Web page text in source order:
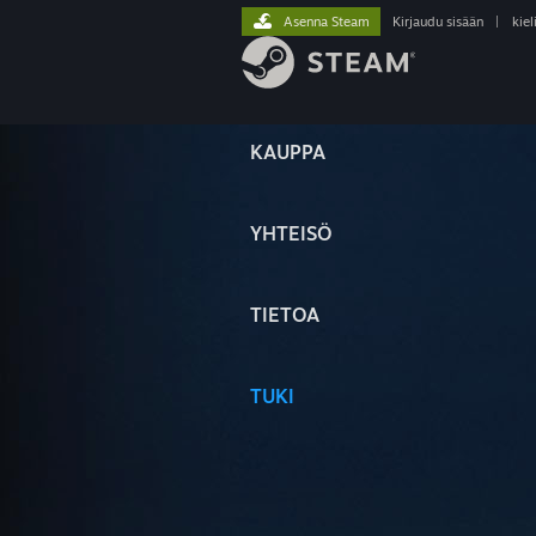
KAUPPA
YHTEISÖ
TIETOA
TUKI
Asenna Steam Kirjaudu sisään kieli